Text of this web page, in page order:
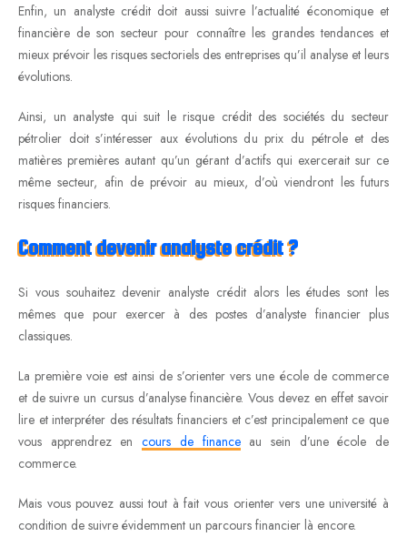
Enfin, un analyste crédit doit aussi suivre l’actualité économique et
financière de son secteur pour connaître les grandes tendances et
mieux prévoir les risques sectoriels des entreprises qu’il analyse et leurs
évolutions.
Ainsi, un analyste qui suit le risque crédit des sociétés du secteur
pétrolier doit s’intéresser aux évolutions du prix du pétrole et des
matières premières autant qu’un gérant d’actifs qui exercerait sur ce
même secteur, afin de prévoir au mieux, d’où viendront les futurs
risques financiers.
Comment devenir analyste crédit ?
Si vous souhaitez devenir analyste crédit alors les études sont les
mêmes que pour exercer à des postes d’analyste financier plus
classiques.
La première voie est ainsi de s’orienter vers une école de commerce
et de suivre un cursus d’analyse financière. Vous devez en effet savoir
lire et interpréter des résultats financiers et c’est principalement ce que
vous apprendrez encours de financeau sein d’une école de
commerce.
Mais vous pouvez aussi tout à fait vous orienter vers une université à
condition de suivre évidemment un parcours financier là encore.